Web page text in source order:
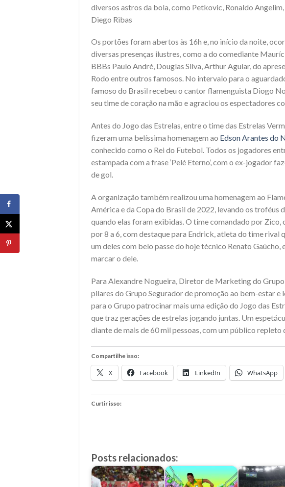
diversos astros da bola, como Petkovic, Ronaldo
Diego Ribas
Os portões foram abertos às 16h e, no início da noite,
diversas presenças ilustres, como a do comediante
BBBs Paulo André, Douglas Silva, Arthur Aguiar, do
Rodo entre outros famosos. No intervalo para o
famoso do Brasil recebeu o cantor flamenguista Diogo
seu time de coração na mão e agraciou os espectadores
Antes do Jogo das Estrelas, entre o time das Estrelas
fizeram uma belíssima homenagem ao Edson Arantes do
conhecido como o Rei do Futebol. Todos os jogadores
estampada com a frase ‘Pelé Eterno’, com o ex-jogador
de gol.
A organização também realizou uma homenagem ao
América e da Copa do Brasil de 2022, levando os troféus
quando elas foram exibidas. O time comandado por Zico,
por 8 a 6, com destaque para Endrick, atleta do time rival
um deles com belo passe do hoje técnico Renato
marcar o dele.
Para Alexandre Nogueira, Diretor de Marketing do
pilares do Grupo Segurador de promoção ao bem-estar e
para o Grupo patrocinar mais uma edição do Jogo das
que traz gerações de estrelas jogando juntas. Um
diante de mais de 60 mil pessoas, com um público repleto
Compartilhe isso:
X Facebook LinkedIn WhatsApp
Curtir isso:
Posts relacionados: